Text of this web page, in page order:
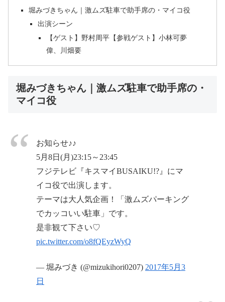
堀みづきちゃん｜激ムズ駐車で助手席の・マイコ役
出演シーン
【ゲスト】野村周平【参戦ゲスト】小林可夢
偉、川畑要
堀みづきちゃん｜激ムズ駐車で助手席の・
マイコ役
お知らせ♪♪
5月8日(月)23:15～23:45
フジテレビ『キスマイBUSAIKU!?』にマ
イコ役で出演します。
テーマは大人気企画！「激ムズパーキング
でカッコいい駐車」です。
是非観て下さい♡
pic.twitter.com/o8fQEyzWyQ
— 堀みづき (@mizukihori0207) 2017年5月3
日